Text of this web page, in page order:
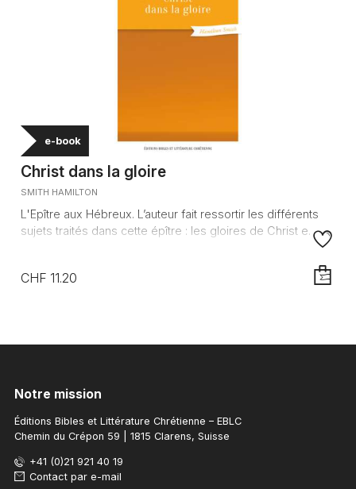
e-book
Christ dans la gloire
SMITH HAMILTON
L'Epître aux Hébreux. L’auteur fait ressortir les différents
sujets traités dans cette épître : les gloires de Christ e...
CHF 11.20
Notre mission
Éditions Bibles et Littérature Chrétienne – EBLC
Chemin du Crépon 59 | 1815 Clarens, Suisse
+41 (0)21 921 40 19
Contact par e-mail